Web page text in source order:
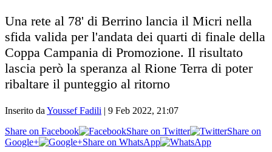
Una rete al 78' di Berrino lancia il Micri nella
sfida valida per l'andata dei quarti di finale della
Coppa Campania di Promozione. Il risultato
lascia però la speranza al Rione Terra di poter
ribaltare il punteggio al ritorno
Inserito da Youssef Fadili | 9 Feb 2022, 21:07
Share on Facebook
Share on Twitter
Share on
Google+
Share on WhatsApp